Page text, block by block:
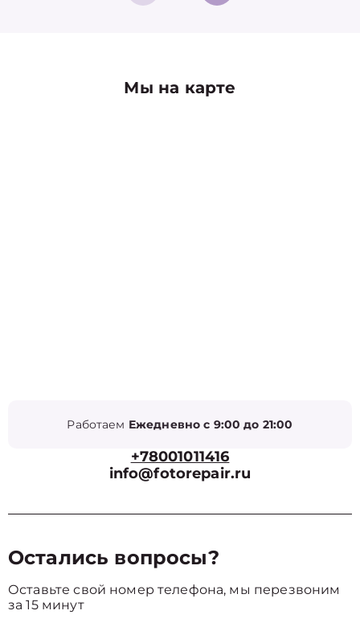
Мы на карте
Работаем Ежедневно с 9:00 до 21:00
+78001011416
info@fotorepair.ru
Остались вопросы?
Оставьте свой номер телефона, мы перезвоним
за 15 минут